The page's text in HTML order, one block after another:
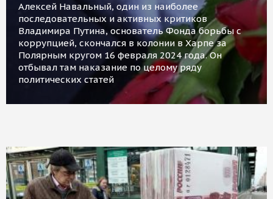
Алексей Навальный, один из наиболее
последовательных и активных критиков
Владимира Путина, основатель Фонда борьбы с
коррупцией, скончался в колонии в Харпе за
Полярным кругом 16 февраля 2024 года. Он
отбывал там наказание по целому ряду
политических статей